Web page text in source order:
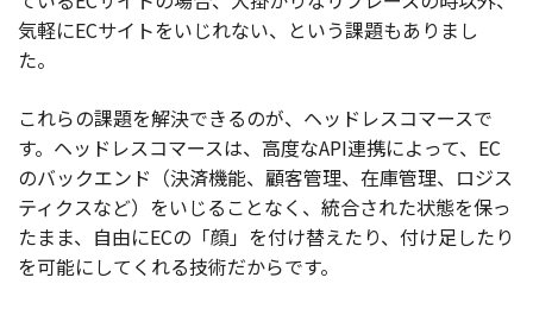
気軽にECサイトをいじれない、という課題もありまし
た。
これらの課題を解決できるのが、ヘッドレスコマースで
す。ヘッドレスコマースは、高度なAPI連携によって、EC
のバックエンド（決済機能、顧客管理、在庫管理、ロジス
ティクスなど）をいじることなく、統合された状態を保っ
たまま、自由にECの「顔」を付け替えたり、付け足したり
を可能にしてくれる技術だからです。